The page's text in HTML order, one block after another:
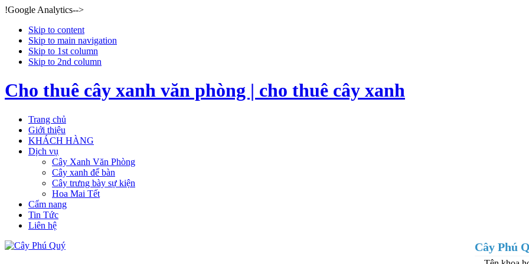
!Google Analytics-->
Skip to content
Skip to main navigation
Skip to 1st column
Skip to 2nd column
Cho thuê cây xanh văn phòng | cho thuê cây xanh
Trang chủ
Giới thiệu
KHÁCH HÀNG
Dịch vụ
Cây Xanh Văn Phòng
Cây xanh để bàn
Cây trưng bày sự kiện
Hoa Mai Tết
Cẩm nang
Tin Tức
Liên hệ
Cây Phú